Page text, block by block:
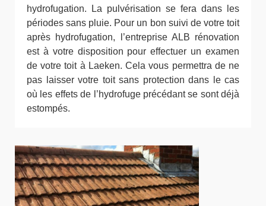
hydrofugation. La pulvérisation se fera dans les
périodes sans pluie. Pour un bon suivi de votre toit
après hydrofugation, l’entreprise ALB rénovation
est à votre disposition pour effectuer un examen
de votre toit à Laeken. Cela vous permettra de ne
pas laisser votre toit sans protection dans le cas
où les effets de l’hydrofuge précédant se sont déjà
estompés.